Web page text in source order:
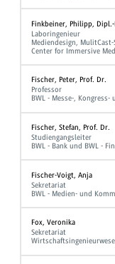
Finkbeiner, Philipp, Dipl.-
Laboringenieur
Mediendesign,
Center for Immersive
Fischer, Peter, Prof. Dr.
Professor
BWL - Messe-,
Fischer, Stefan, Prof. Dr.
Studiengangsleiter
BWL - Bank und BWL -
Fischer-Voigt, Anja
Sekretariat
BWL - Medien- und
Fox, Veronika
Sekretariat